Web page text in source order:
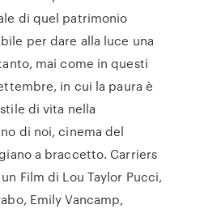
di quel patrimonio
per dare alla luce una
mai come in questi
in cui la paura è
di vita nella
di noi, cinema del
a braccetto. Carriers
Film di Lou Taylor Pucci,
Emily Vancamp,